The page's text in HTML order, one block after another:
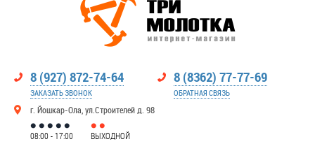
8 (927) 872-74-64
ЗАКАЗАТЬ ЗВОНОК
г. Йошкар-Ола, ул.Строителей д. 98
8 (8362) 77-77-69
ОБРАТНАЯ СВЯЗЬ
08:00 - 17:00 ВЫХОДНОЙ